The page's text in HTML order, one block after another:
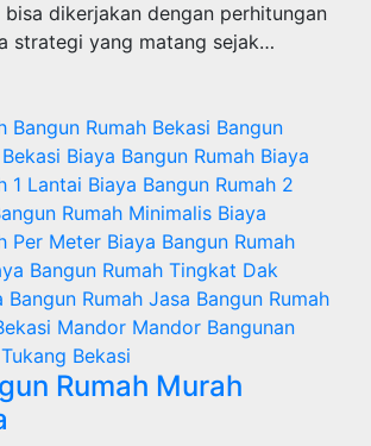
dikerjakan dengan perhitungan
strategi yang matang sejak…
Bangun Rumah Bekasi Bangun
Bekasi Biaya Bangun Rumah Biaya
1 Lantai Biaya Bangun Rumah 2
Rumah Minimalis Biaya
Per Meter Biaya Bangun Rumah
Bangun Rumah Tingkat Dak
Bangun Rumah Jasa Bangun Rumah
Mandor Mandor Bangunan
Tukang Bekasi
Rumah Murah